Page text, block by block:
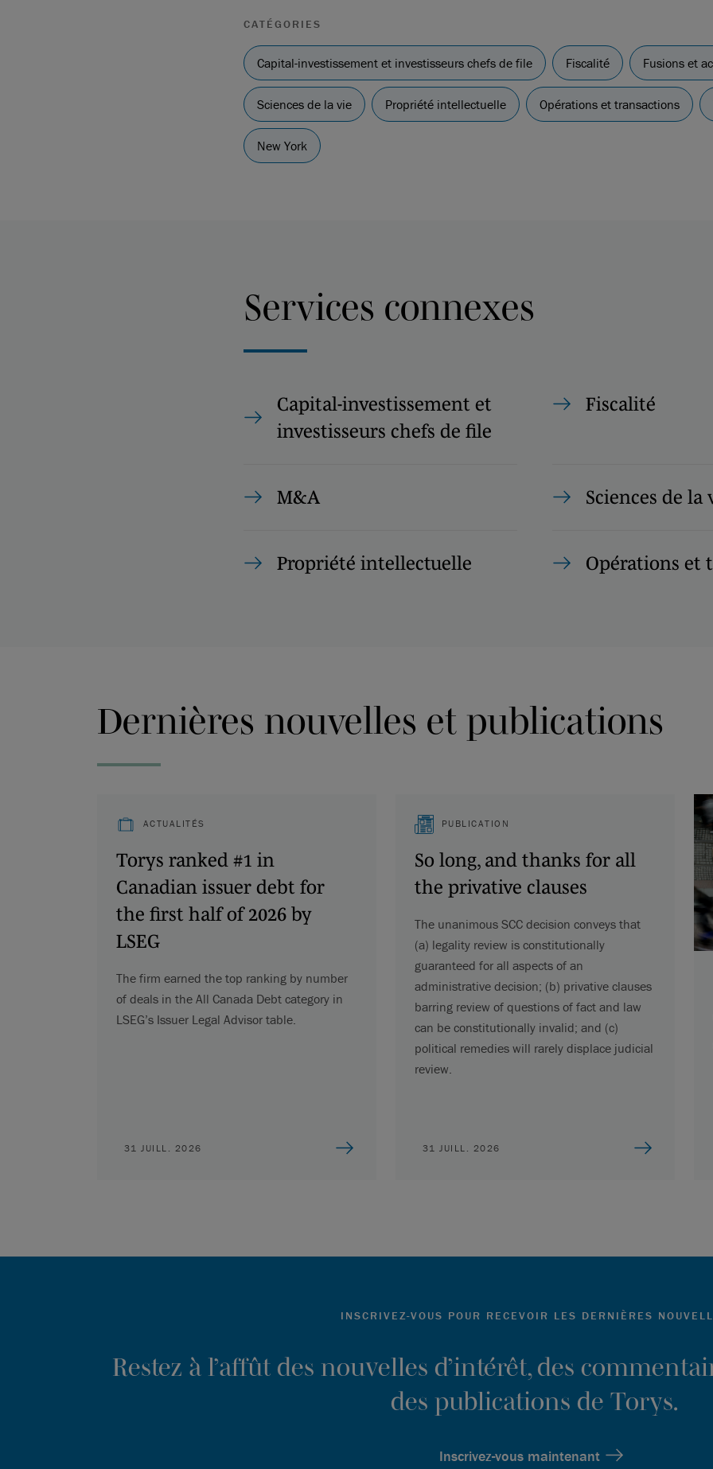
CATÉGORIES
Capital-investissement et investisseurs chefs de file Fiscalité Fusions et
Sciences de la vie Propriété intellectuelle Opérations et transactions
New York
Services connexes
Capital-investissement et
investisseurs chefs de file
Fiscalité
M&A Sciences de la
Propriété intellectuelle Opérations et
Dernières nouvelles et publications
ACTUALITÉS
Torys ranked #1 in
Canadian issuer debt for
the first half of 2026 by
LSEG
The firm earned the top ranking by number
of deals in the All Canada Debt category in
LSEG’s Issuer Legal Advisor table.
31 JUILL. 2026
PUBLICATION
So long, and thanks for all
the privative clauses
The unanimous SCC decision conveys that
(a) legality review is constitutionally
guaranteed for all aspects of an
administrative decision; (b) privative clauses
barring review of questions of fact and law
can be constitutionally invalid; and (c)
political remedies will rarely displace judicial
review.
31 JUILL. 2026
INSCRIVEZ-VOUS POUR RECEVOIR LES DERNIÈRES
Restez à l’affût des nouvelles d’intérêt, des
des publications de Torys.
Inscrivez-vous maintenant